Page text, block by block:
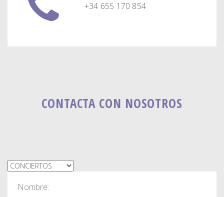
+34 655 170 854
CONTACTA CON NOSOTROS